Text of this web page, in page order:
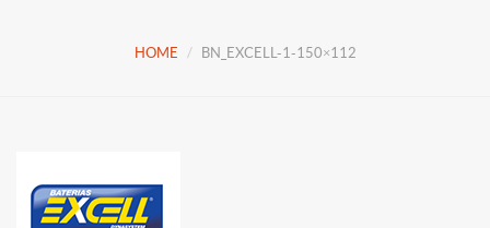
HOME BN_EXCELL-1-150×112